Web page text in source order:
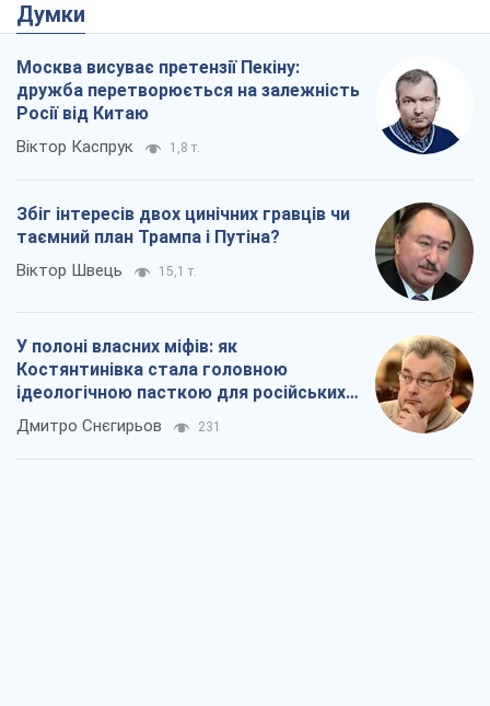
Думки
Москва висуває претензії Пекіну:
дружба перетворюється на залежність
Росії від Китаю
Віктор Каспрук 1,8 т.
Збіг інтересів двох цинічних гравців чи
таємний план Трампа і Путіна?
Віктор Швець 15,1 т.
У полоні власних міфів: як
Костянтинівка стала головною
ідеологічною пасткою для російських
окупантів
Дмитро Снєгирьов 231